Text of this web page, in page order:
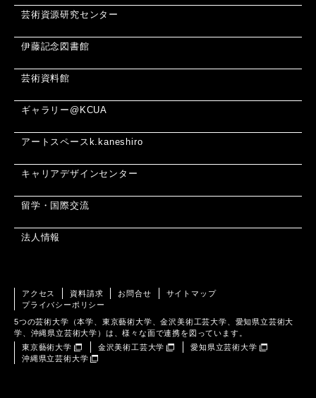
芸術資源研究センター
伊藤記念図書館
芸術資料館
ギャラリー@KCUA
アートスペースk.kaneshiro
キャリアデザインセンター
留学・国際交流
法人情報
アクセス 資料請求 お問合せ
サイトマップ
プライバシーポリシー
5つの芸術大学（本学、東京藝術大学、金沢美術工芸大学、愛知県立芸術大
学、沖縄県立芸術大学）は、様々な面で連携を図っています。
東京藝術大学
金沢美術工芸大学
愛知県立芸術大学
沖縄県立芸術大学